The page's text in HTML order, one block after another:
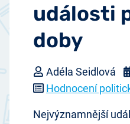
události
doby
Adéla Seidlová
Hodnocení
Nejvýznamnější